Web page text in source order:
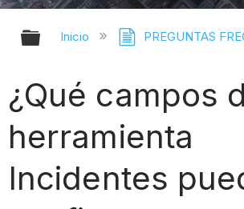
Expandir/contraer
Inicio PREGUNTAS
¿Qué campos
herramienta
Incidentes